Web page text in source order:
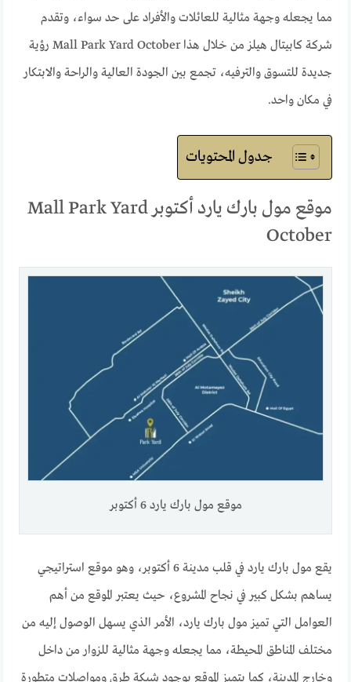
مما يجعله وجهة مثالية للعائلات والأفراد على حد سواء، وتقدم
شركة كابيتال هيلز من خلال هذا Mall Park Yard October رؤية
جديدة للتسوق والترفيه، تجمع بين الجودة العالية والراحة والابتكار
في مكان واحد.
جدول المحتويات
موقع مول بارك يارد أكتوبر Mall Park Yard
October
موقع مول بارك يارد 6 أكتوبر
يقع مول بارك يارد في قلب مدينة 6 أكتوبر، وهو موقع استراتيجي
يساهم بشكل كبير في نجاح المشروع، حيث يعتبر الموقع من أهم
العوامل التي تميز مول بارك يارد، الأمر الذي يسهل الوصول إليه من
مختلف المناطق المحيطة، مما يجعله وجهة مثالية للزوار من داخل
وخارج المدينة، كما يتميز الموقع بوجود شبكة طرق ومواصلات متطورة